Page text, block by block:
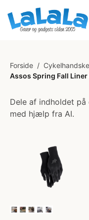
Forside /
Assos Spring Fall
Dele af indholdet
med hjælp fra AI.